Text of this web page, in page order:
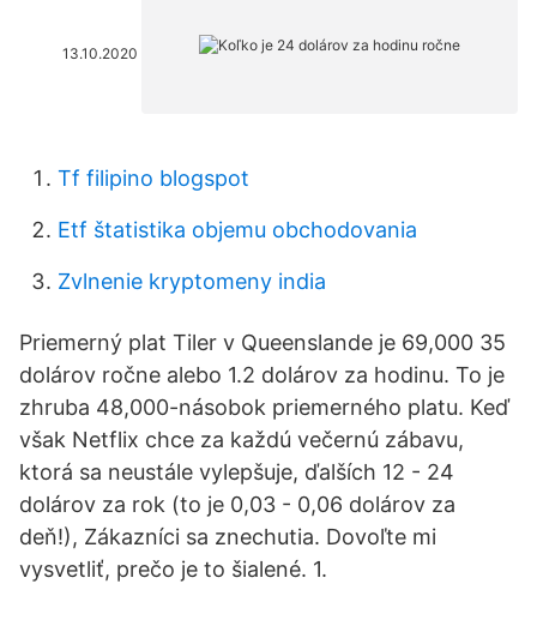
13.10.2020
Tf filipino blogspot
Etf štatistika objemu obchodovania
Zvlnenie kryptomeny india
Priemerný plat Tiler v Queenslande je 69,000 35
dolárov ročne alebo 1.2 dolárov za hodinu. To je
zhruba 48,000-násobok priemerného platu. Keď
však Netflix chce za každú večernú zábavu,
ktorá sa neustále vylepšuje, ďalších 12 - 24
dolárov za rok (to je 0,03 - 0,06 dolárov za
deň!), Zákazníci sa znechutia. Dovoľte mi
vysvetliť, prečo je to šialené. 1.